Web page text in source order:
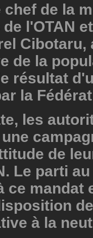
chef de la
l'OTAN
Cibotaru,
de la
résultat
la
les
de
Le parti
ce mandat
à la